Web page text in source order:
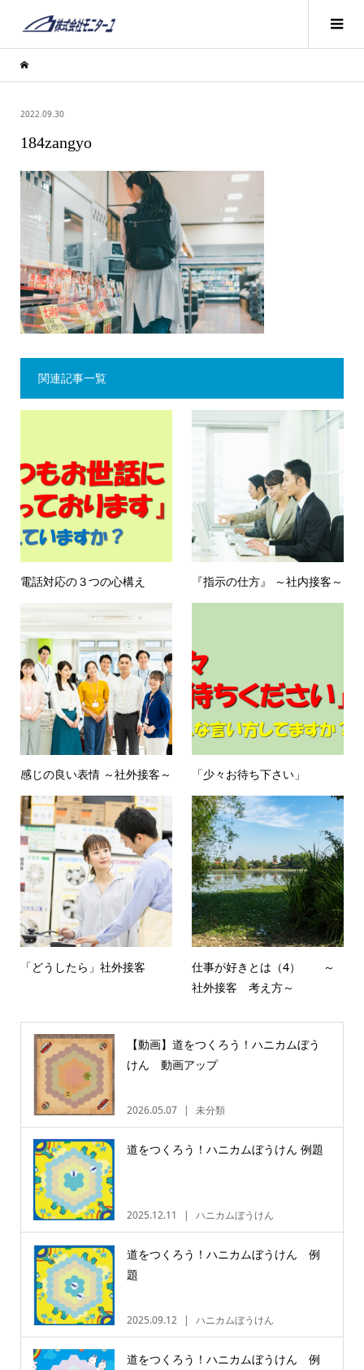
2022.09.30
184zangyo
関連記事一覧
電話対応の３つの心構え 『指示の仕方』 ～社内接客～
感じの良い表情 ～社外接客～ 「少々お待ち下さい」
「どうしたら」社外接客
仕事が好きとは（4） ～
社外接客 考え方～
【動画】道をつくろう！ハニカムぼう
けん 動画アップ
2026.05.07 未分類
道をつくろう！ハニカムぼうけん 例題
2025.12.11 ハニカムぼうけん
道をつくろう！ハニカムぼうけん 例
題
2025.09.12 ハニカムぼうけん
道をつくろう！ハニカムぼうけん 例